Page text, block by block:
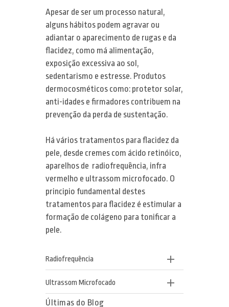
Apesar de ser um processo natural,
alguns hábitos podem agravar ou
adiantar o aparecimento de rugas e da
flacidez, como má alimentação,
exposição excessiva ao sol,
sedentarismo e estresse. Produtos
dermocosméticos como: protetor solar,
anti-idades e firmadores contribuem na
prevenção da perda de sustentação.
Há vários tratamentos para flacidez da
pele, desde cremes com ácido retinóico,
aparelhos de radiofrequência, infra
vermelho e ultrassom microfocado. O
principio fundamental destes
tratamentos para flacidez é estimular a
formação de colágeno para tonificar a
pele.
Radiofrequência
Ultrassom Microfocado
Últimas do Blog